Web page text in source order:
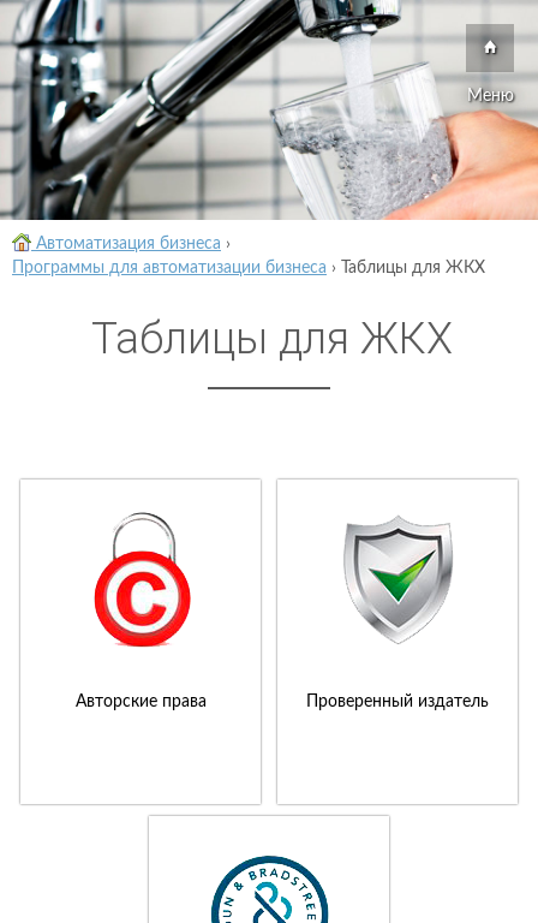
Меню
Автоматизация бизнеса ›
Программы для автоматизации бизнеса › Таблицы для ЖКХ
Таблицы для ЖКХ
Авторские права Проверенный издатель